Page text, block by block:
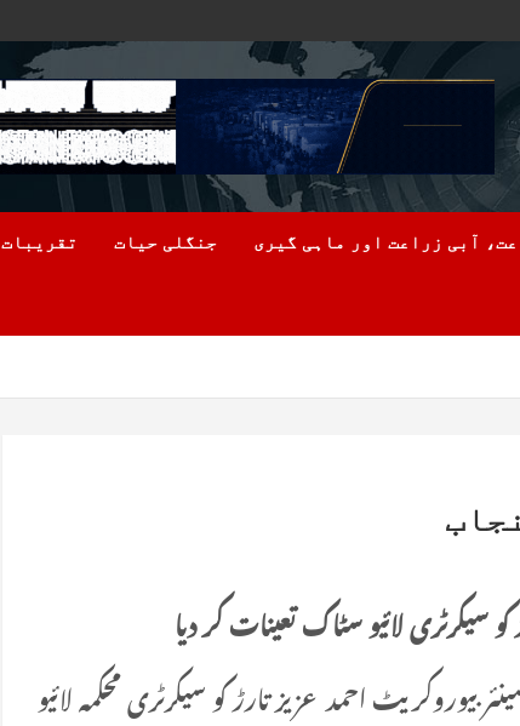
آبی زراعت اور ماہی گیری جنگلی حیات تقریبات
لائیو سٹاک تعینات کر دیا
احمد عزیز تارڑ کو سیکرٹری محکمہ لائیو